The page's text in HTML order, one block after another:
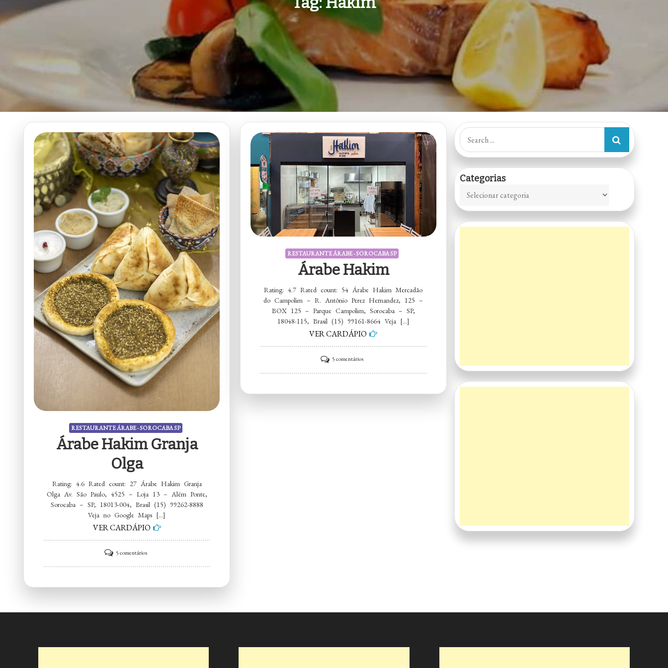
RESTAURANTE ÁRABE - SOROCABA SP
Árabe Hakim Granja
Olga
Rating: 4.6 Rated count: 27 Árabe Hakim Granja
Olga Av. São Paulo, 4525 – Loja 13 – Além Ponte,
Sorocaba – SP, 18013-004, Brasil (15) 99262-8888
Veja no Google Maps […]
VER CARDÁPIO
5 comentáriosem
Árabe
RESTAURANTE ÁRABE - SOROCABA SP
Árabe Hakim
Rating: 4.7 Rated count: 54 Árabe Hakim Mercadão
do Campolim – R. Antônio Perez Hernandez, 125 –
BOX 125 – Parque Campolim, Sorocaba – SP,
18048-115, Brasil (15) 99161-8664 Veja […]
VER CARDÁPIO
5 comentáriosem
Árabe
Search
for:
Categorias
Categorias